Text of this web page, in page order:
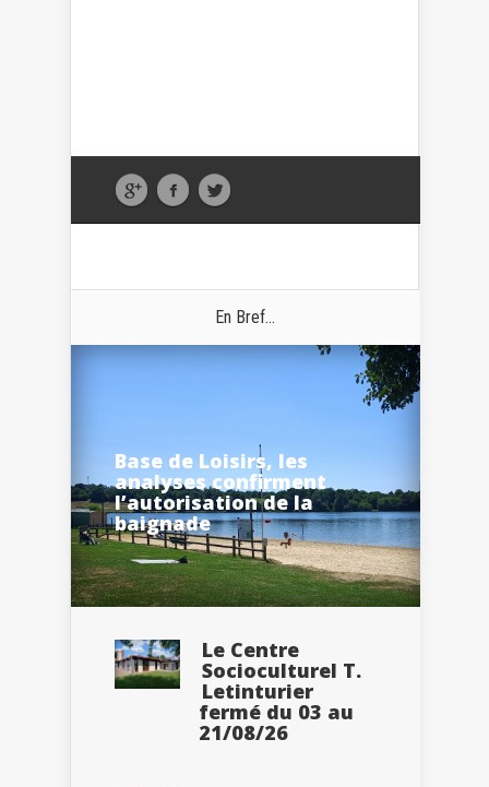
En Bref...
Base de Loisirs, les
analyses confirment
l’autorisation de la
baignade
Le Centre
Socioculturel T.
Letinturier
fermé du 03 au
21/08/26